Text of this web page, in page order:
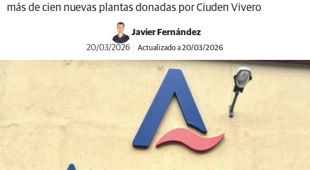
más de cien nuevas plantas donadas por Ciuden Vivero
Javier Fernández
20/03/2026 Actualizado a 20/03/2026